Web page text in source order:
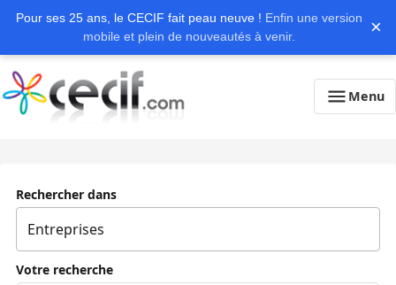
Pour ses 25 ans, le CECIF fait peau neuve ! Enfin une version
mobile et plein de nouveautés à venir.
×
Menu
Rechercher dans
Votre recherche